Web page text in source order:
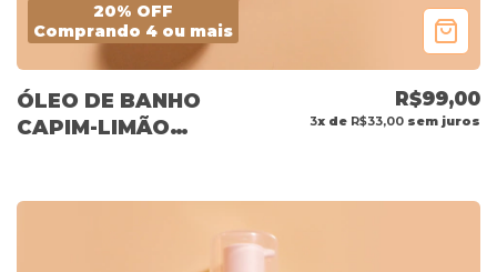
20% OFF
Comprando 4 ou mais
ÓLEO DE BANHO
CAPIM-LIMÃO
R$99,00
3x de R$33,00 sem juros